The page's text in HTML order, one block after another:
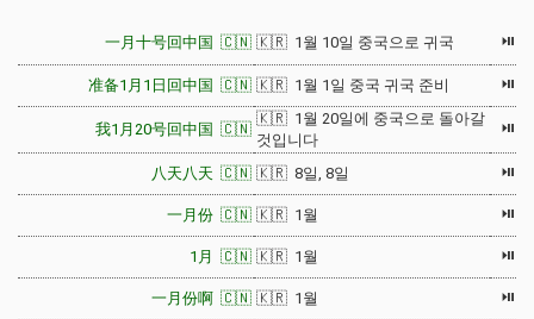
一月十号回中国 🇨🇳 🇰🇷 1월 10일 중국으로 귀국 ⏯
准备1月1日回中国 🇨🇳 🇰🇷 1월 1일 중국 귀국 준비 ⏯
我1月20号回中国 🇨🇳
🇰🇷 1월 20일에 중국으로 돌아갈
것입니다
⏯
八天八天 🇨🇳 🇰🇷 8일, 8일 ⏯
一月份 🇨🇳 🇰🇷 1월 ⏯
1月 🇨🇳 🇰🇷 1월 ⏯
一月份啊 🇨🇳 🇰🇷 1월 ⏯